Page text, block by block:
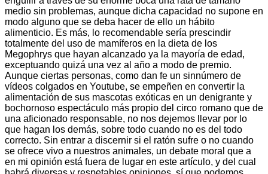
medio sin problemas, aunque dicha capacidad no supone en
modo alguno que se deba hacer de ello un hábito
alimenticio. Es más, lo recomendable sería prescindir
totalmente del uso de mamíferos en la dieta de los
Megophrys que hayan alcanzado ya la mayoría de edad,
exceptuando quizá una vez al año a modo de premio.
Aunque ciertas personas, como dan fe un sinnúmero de
vídeos colgados en Youtube, se empeñen en convertir la
alimentación de sus mascotas exóticas en un denigrante y
bochornoso espectáculo más propio del circo romano que de
una aficionado responsable, no nos dejemos llevar por lo
que hagan los demás, sobre todo cuando no es del todo
correcto. Sin entrar a discernir si el ratón sufre o no cuando
se ofrece vivo a nuestros animales, un debate moral que a
en mi opinión está fuera de lugar en este artículo, y del cual